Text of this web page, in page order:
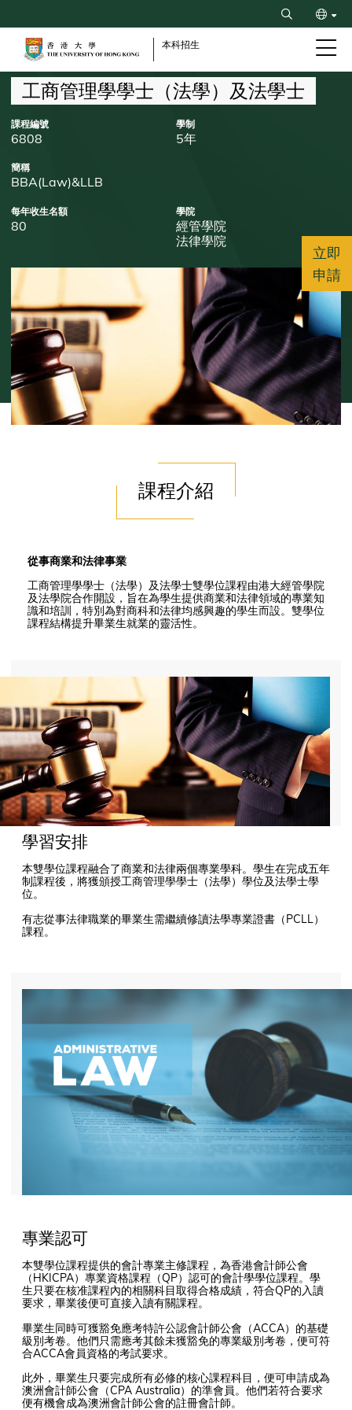
to
content
Search
简
本科招生
Breadcrumb
工商管理學學士（法學）及法學士
課程編號
6808
學制
5年
簡稱
BBA(Law)&LLB
每年收生名額
80
學院
經管學院
法律學院
課程介紹
從事商業和法律事業
工商管理學學士（法學）及法學士雙學位課程由港大經管學院
及法學院合作開設，旨在為學生提供商業和法律領域的專業知
識和培訓，特別為對商科和法律均感興趣的學生而設。雙學位
課程結構提升畢業生就業的靈活性。
學習安排
本雙學位課程融合了商業和法律兩個專業學科。學生在完成五年
制課程後，將獲頒授工商管理學學士（法學）學位及法學士學
位。
有志從事法律職業的畢業生需繼續修讀法學專業證書（PCLL）
課程。
專業認可
本雙學位課程提供的會計專業主修課程，為香港會計師公會
（HKICPA）專業資格課程（QP）認可的會計學學位課程。學
生只要在核准課程內的相關科目取得合格成績，符合QP的入讀
要求，畢業後便可直接入讀有關課程。
畢業生同時可獲豁免應考特許公認會計師公會（ACCA）的基礎
級別考卷。他們只需應考其餘未獲豁免的專業級別考卷，便可符
合ACCA會員資格的考試要求。
此外，畢業生只要完成所有必修的核心課程科目，便可申請成為
澳洲會計師公會（CPA Australia）的準會員。他們若符合要求
便有機會成為澳洲會計師公會的註冊會計師。
立即
申請